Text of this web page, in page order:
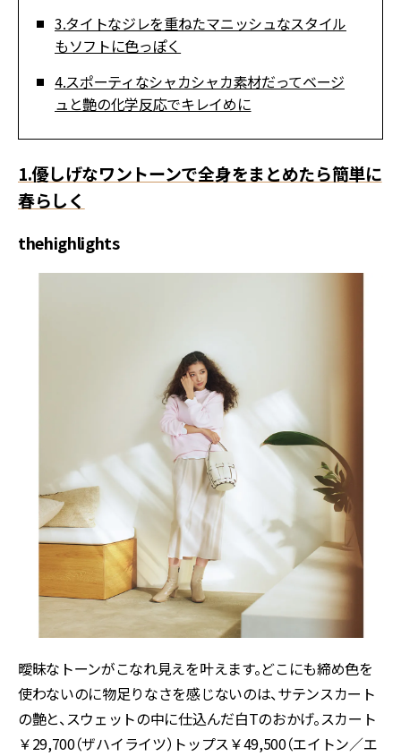
3.タイトなジレを重ねたマニッシュなスタイル
もソフトに色っぽく
4.スポーティなシャカシャカ素材だってベージ
ュと艶の化学反応でキレイめに
1.優しげなワントーンで全身をまとめたら簡単に
春らしく
thehighlights
曖昧なトーンがこなれ見えを叶えます。どこにも締め色を
使わないのに物足りなさを感じないのは、サテンスカート
の艶と、スウェットの中に仕込んだ白Tのおかげ。スカート
￥29,700（ザハイライツ）トップス￥49,500（エイトン／エ